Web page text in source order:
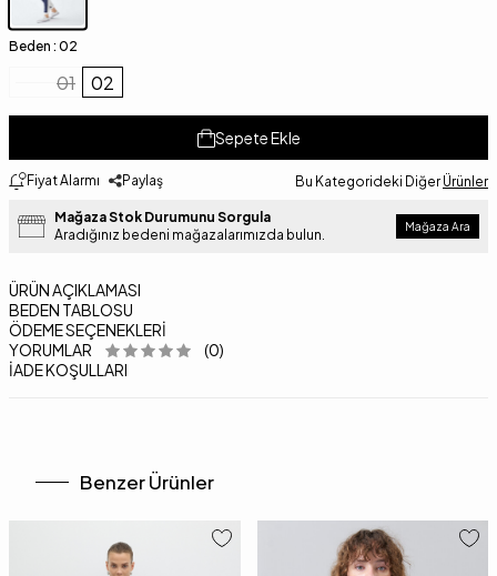
Beden : 02
01 02
Sepete Ekle
Fiyat Alarmı Paylaş Bu Kategorideki Diğer Ürünler
Mağaza Stok Durumunu Sorgula
Aradığınız bedeni mağazalarımızda bulun.
Mağaza Ara
ÜRÜN AÇIKLAMASI
BEDEN TABLOSU
ÖDEME SEÇENEKLERI
YORUMLAR
(0)
İADE KOŞULLARI
Benzer Ürünler